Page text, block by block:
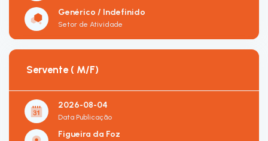
Genérico / Indefinido
Setor de Atividade
Servente ( M/F)
2026-08-04
Data Publicação
Figueira da Foz